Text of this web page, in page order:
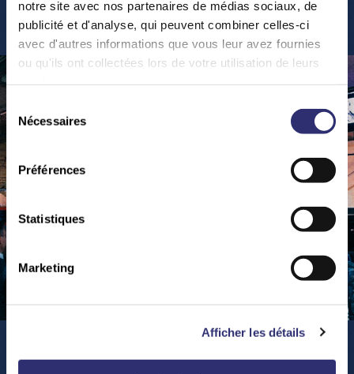
notre site avec nos partenaires de médias sociaux, de
publicité et d'analyse, qui peuvent combiner celles-ci
avec d'autres informations que vous leur avez fournies
ou qu'ils ont collectées lors de votre utilisation de leurs
Sélection
du
consentement
Nécessaires
Préférences
Statistiques
Marketing
Afficher les détails